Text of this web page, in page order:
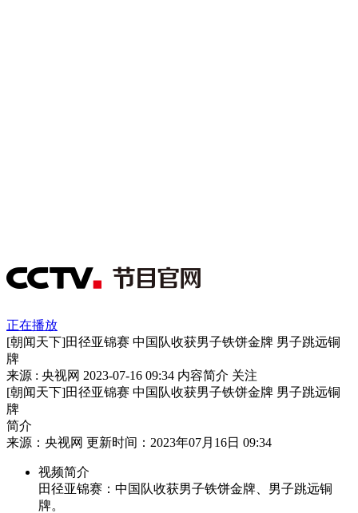
正在播放
[朝闻天下]田径亚锦赛 中国队收获男子铁饼金牌 男子跳远铜
牌
来源 : 央视网 2023-07-16 09:34 内容简介 关注
[朝闻天下]田径亚锦赛 中国队收获男子铁饼金牌 男子跳远铜
牌
简介
来源：央视网 更新时间：2023年07月16日 09:34
视频简介
田径亚锦赛：中国队收获男子铁饼金牌、男子跳远铜
牌。